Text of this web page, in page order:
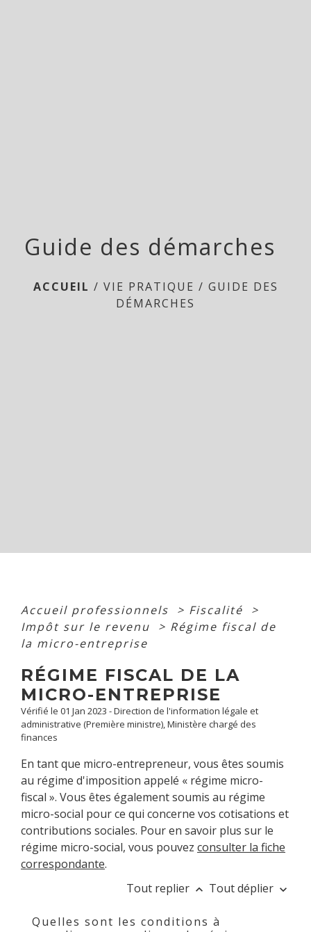
Guide des démarches
ACCUEIL / VIE PRATIQUE / GUIDE DES
DÉMARCHES
Accueil professionnels > Fiscalité
>
Impôt sur le revenu
> Régime fiscal de
la micro-entreprise
RÉGIME FISCAL DE LA
MICRO-ENTREPRISE
Vérifié le 01 Jan 2023 - Direction de l'information légale et
administrative (Première ministre), Ministère chargé des
finances
En tant que micro-entrepreneur, vous êtes soumis
au régime d'imposition appelé « régime micro-
fiscal ». Vous êtes également soumis au régime
micro-social pour ce qui concerne vos cotisations et
contributions sociales. Pour en savoir plus sur le
régime micro-social, vous pouvez consulter la fiche
correspondante.
Tout replier keyboard_arrow_up Tout déplier keyboard_arrow_down
Quelles sont les conditions à